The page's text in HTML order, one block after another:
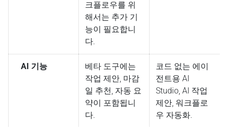
크플로우를 위
해서는 추가 기
능이 필요합니
다.
AI 기능
베타 도구에는
작업 제안, 마감
일 추천, 자동 요
약이 포함됩니
다.
코드 없는 에이
전트용 AI
Studio, AI 작업
제안, 워크플로
우 자동화.